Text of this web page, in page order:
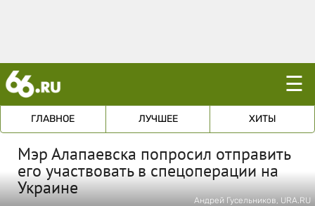
☰
ГЛАВНОЕ ЛУЧШЕЕ ХИТЫ
Мэр Алапаевска попросил отправить
его участвовать в спецоперации на
Украине
Андрей Гусельников, URA.RU